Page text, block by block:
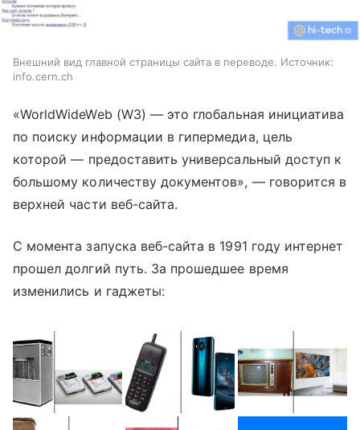
Внешний вид главной страницы сайта в переводе. Источник:
info.cern.ch
«WorldWideWeb (W3) —это глобальная инициатива
по поиску информации в гипермедиа, цель
которой— предоставить универсальный доступ к
большому количеству документов», —говорится в
верхней части веб-сайта.
С момента запуска веб-сайта в 1991 году интернет
прошел долгий путь. За прошедшее время
изменились и гаджеты: